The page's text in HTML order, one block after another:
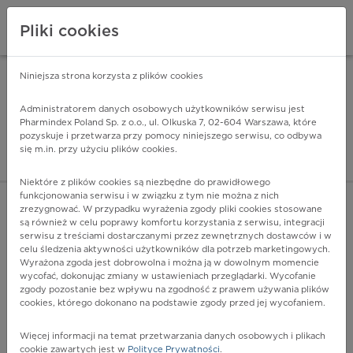
Pharmindex - lider
ZALOGUJ SIĘ
O32.8 - Opieka położnicza z powodu innych
nieprawidłowości położenia, ustawienia i ułożenia płodu
Więcej na lekiicd10.pl
Pliki cookies
Niniejsza strona korzysta z plików cookies
Administratorem danych osobowych użytkowników serwisu jest
Pharmindex Poland Sp. z o.o., ul. Olkuska 7, 02-604 Warszawa, które
pozyskuje i przetwarza przy pomocy niniejszego serwisu, co odbywa
się m.in. przy użyciu plików cookies.
Niektóre z plików cookies są niezbędne do prawidłowego
funkcjonowania serwisu i w związku z tym nie można z nich
zrezygnować. W przypadku wyrażenia zgody pliki cookies stosowane
są również w celu poprawy komfortu korzystania z serwisu, integracji
serwisu z treściami dostarczanymi przez zewnętrznych dostawców i w
celu śledzenia aktywności użytkowników dla potrzeb marketingowych.
Wyrażona zgoda jest dobrowolna i można ją w dowolnym momencie
wycofać, dokonując zmiany w ustawieniach przeglądarki. Wycofanie
zgody pozostanie bez wpływu na zgodność z prawem używania plików
cookies, którego dokonano na podstawie zgody przed jej wycofaniem.
Więcej informacji na temat przetwarzania danych osobowych i plikach
cookie zawartych jest w Polityce Prywatności.
ZA DARMO - w Google Play INSTALUJ